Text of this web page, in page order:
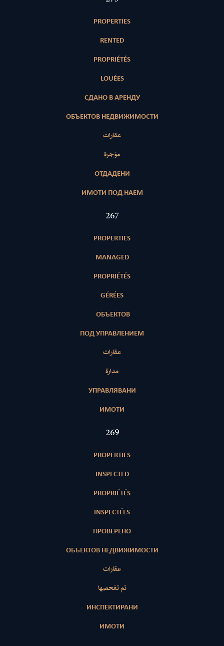
PROPERTIES
RENTED
PROPRIÉTÉS
LOUÉES
СДАНО В АРЕНДУ
ОБЪЕКТОВ НЕДВИЖИМОСТИ
عقارات
مؤجرة
ОТДАДЕНИ
ИМОТИ ПОД НАЕМ
406
PROPERTIES
MANAGED
PROPRIÉTÉS
GÉRÉES
ОБЪЕКТОВ
ПОД УПРАВЛЕНИЕМ
عقارات
مدارة
УПРАВЛЯВАНИ
ИМОТИ
408
PROPERTIES
INSPECTED
PROPRIÉTÉS
INSPECTÉES
ПРОВЕРЕНО
ОБЪЕКТОВ НЕДВИЖИМОСТИ
عقارات
تم تفحصها
ИНСПЕКТИРАНИ
ИМОТИ